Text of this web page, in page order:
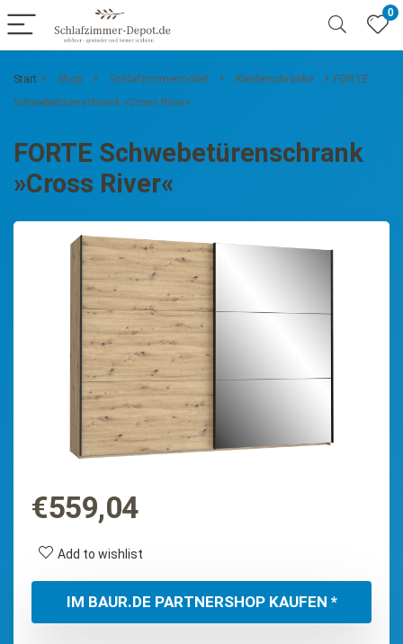
0
Start Shop Schlafzimmermöbel Kleiderschränke
FORTE
Schwebetürenschrank »Cross River«
FORTE Schwebetürenschrank
»Cross River«
€559,04
Add to wishlist
IM BAUR.DE PARTNERSHOP KAUFEN *